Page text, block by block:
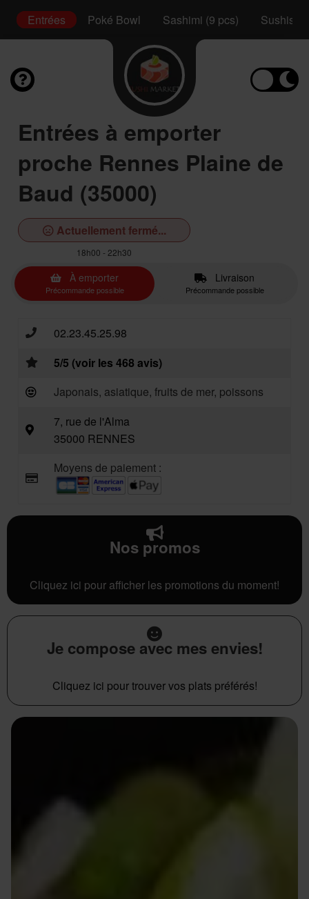
Entrées Poké Bowl Sashimi (9 pcs) Sushis
Entrées à emporter
proche Rennes Plaine de
Baud (35000)
Actuellement fermé...
18h00 - 22h30
À emporter
Précommande possible
Livraison
Précommande possible
02.23.45.25.98
5/5 (voir les 468 avis)
Japonais, asiatique, fruits de mer, poissons
7, rue de l'Alma
35000 RENNES
Moyens de paiement :
Nos promos
Cliquez ici pour afficher les promotions du moment!
Je compose avec mes envies!
Cliquez ici pour trouver vos plats préférés!